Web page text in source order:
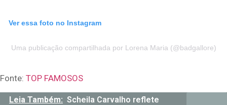
Ver essa foto no Instagram
Uma publicação compartilhada por Lorena Maria (@badgallore)
Fonte: TOP FAMOSOS
Leia Também: Scheila Carvalho reflete